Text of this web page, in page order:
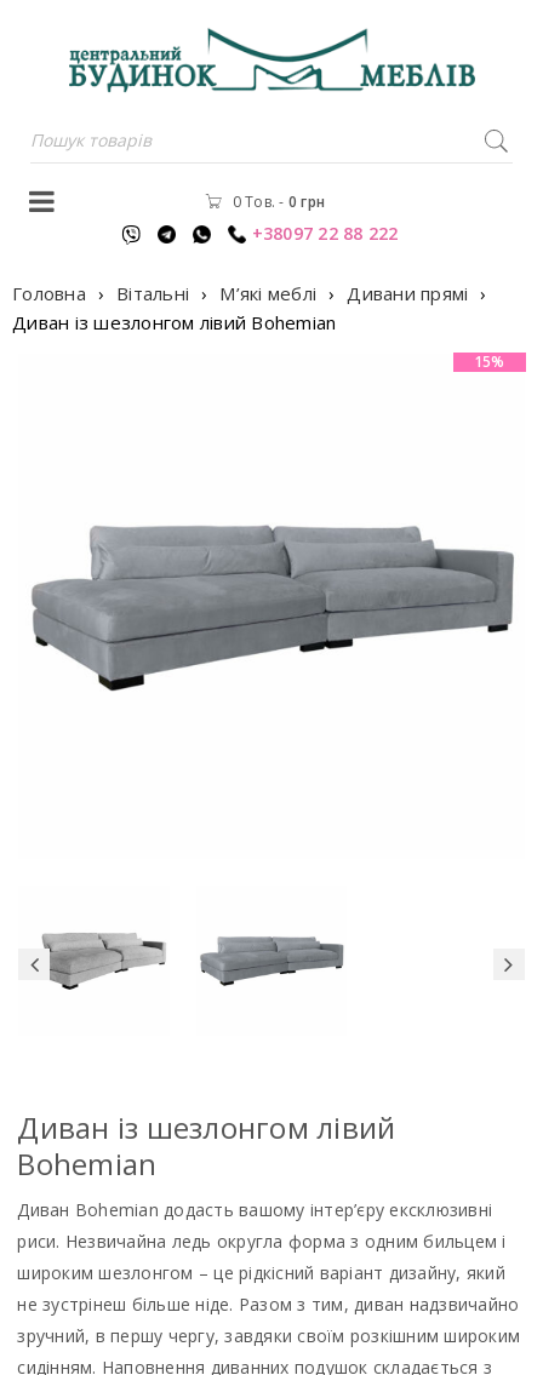
0 Тов. - 0грн
+38097 22 88 222
Головна › Вітальні › М’які меблі › Дивани прямі ›
Диван із шезлонгом лiвий Bohemian
15%
Диван із шезлонгом лiвий
Bohemian
Диван Bohemian додасть вашому інтер’єру ексклюзивні
риси. Незвичайна ледь округла форма з одним бильцем і
широким шезлонгом – це рідкісний варіант дизайну, який
не зустрінеш більше ніде. Разом з тим, диван надзвичайно
зручний, в першу чергу, завдяки своїм розкішним широким
сидінням. Наповнення диванних подушок складається з